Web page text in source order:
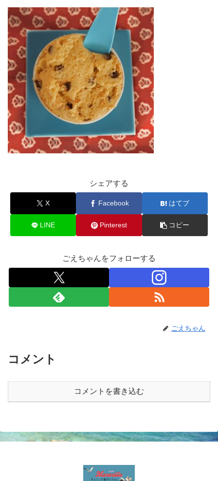
シェアする
X Facebook はてブ
LINE Pinterest コピー
ごえちゃんをフォローする
ごえちゃん
コメント
コメントを書き込む